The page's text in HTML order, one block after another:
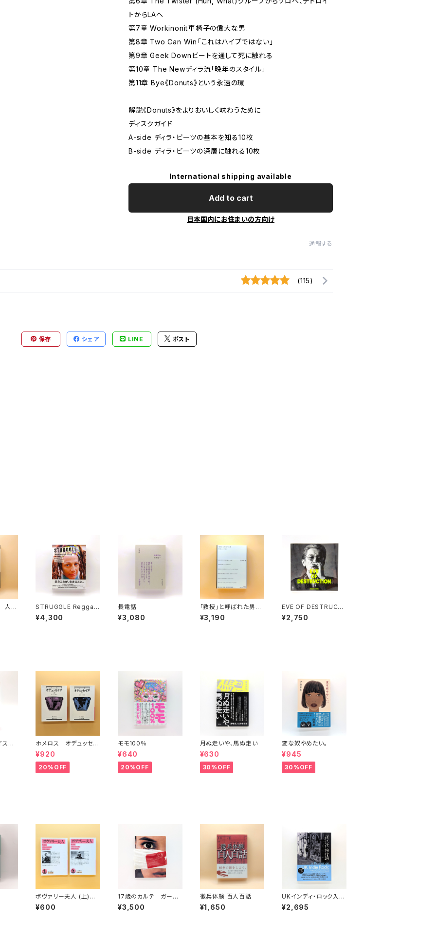
トからLAへ
第7章 Workinonit――車椅子の偉大な男
第8章 Two Can Win――「これはハイプではない」
第9章 Geek Down――ビートを通して死に触れる
第10章 The New――ディラ流「晩年のスタイル」
第11章 Bye――《Donuts》という永遠の環
解説――《Donuts》をよりおいしく味わうために
ディスクガイド
A-side ディラ・ビーツの基本を知る10枚
B-side ディラ・ビーツの深層に触れる10枚
International shipping available
Add to cart
日本国内にお住まいの方向け
通報する
(115)
保存 シェア LINE ポスト
人間
STRUGGLE Reggae
meets Punk in the U
K
¥4,300
長電話
¥3,080
「教授」と呼ばれた男
坂本龍一とその時代
¥3,190
EVE OF DESTRUCTI
ON
¥2,750
スタ
ホメロス オデュッセイ
ア(上)(下) （岩波文庫）
¥920
20%OFF
モモ100％
¥640
20%OFF
月ぬ走いや、馬ぬ走い
¥630
30%OFF
変な奴やめたい。
¥945
30%OFF
ボヴァリー夫人 (上)
(下)（岩波文庫）
¥600
17歳のカルテ ガーデ
ンシネマ・イクスプレス
第67号 （映画パンフ
¥3,500
徴兵体験 百人百話
¥1,650
UKインディ・ロック入
門 ポスト・パンク、ギ
ター・ポップ、スカとダブ
¥2,695